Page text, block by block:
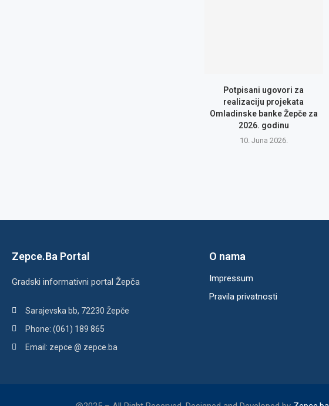
Potpisani ugovori za
realizaciju projekata
Omladinske banke Žepče za
2026. godinu
10. Juna 2026.
Zepce.Ba Portal
Gradski informativni portal Žepča
Sarajevska bb, 72230 Žepče
Phone: (061) 189 865
Email: zepce @ zepce.ba
O nama
Impressum
Pravila privatnosti